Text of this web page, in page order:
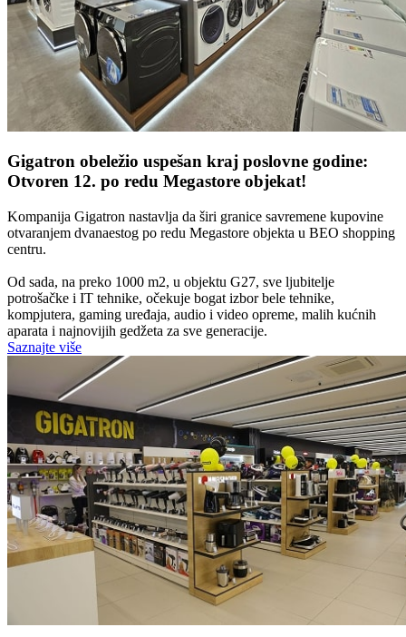
Gigatron obeležio uspešan kraj poslovne godine:
Otvoren 12. po redu Megastore objekat!
Kompanija Gigatron nastavlja da širi granice savremene kupovine
otvaranjem dvanaestog po redu Megastore objekta u BEO shopping
centru.
Od sada, na preko 1000 m2, u objektu G27, sve ljubitelje
potrošačke i IT tehnike, očekuje bogat izbor bele tehnike,
kompjutera, gaming uređaja, audio i video opreme, malih kućnih
aparata i najnovijih gedžeta za sve generacije.
Saznajte više